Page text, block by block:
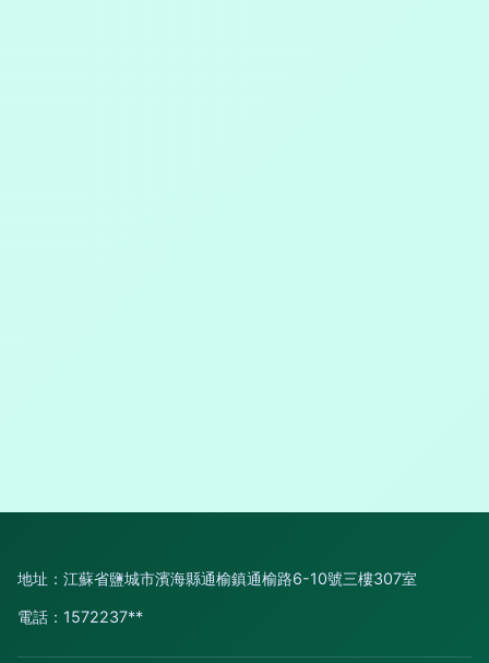
地址：江蘇省鹽城市濱海縣通榆鎮通榆路6-10號三樓307室
電話：1572237**